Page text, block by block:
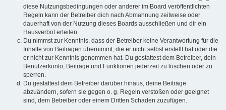
diese Nutzungsbedingungen oder anderer im Board veröffentlichten
Regeln kann der Betreiber dich nach Abmahnung zeitweise oder
dauerhaft von der Nutzung dieses Boards ausschließen und dir ein
Hausverbot erteilen.
Du nimmst zur Kenntnis, dass der Betreiber keine Verantwortung für die
Inhalte von Beiträgen übernimmt, die er nicht selbst erstellt hat oder die
er nicht zur Kenntnis genommen hat. Du gestattest dem Betreiber, dein
Benutzerkonto, Beiträge und Funktionen jederzeit zu löschen oder zu
sperren.
Du gestattest dem Betreiber darüber hinaus, deine Beiträge
abzuändern, sofern sie gegen o. g. Regeln verstoßen oder geeignet
sind, dem Betreiber oder einem Dritten Schaden zuzufügen.